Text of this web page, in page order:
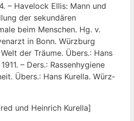
– Have­lock Ellis: Mann und
der sekun­dä­ren
beim Men­schen. Hg. v.
in Bonn. Würz­burg
der Träu­me. Übers.: Hans
– Ders.: Ras­sen­hy­gie­ne
Übers.: Hans Kurel­la. Würz­
und Hein­rich Kurella]